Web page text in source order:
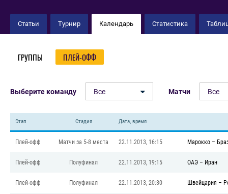
Статьи Турнир Календарь Статистика
ГРУППЫ ПЛЕЙ-ОФФ
Выберите команду Все Матчи Все
Этап Стадия Дата, время
Плей-офф Матчи за 5-8 места 22.11.2013, 16:15 Марокко –
Плей-офф Полуфинал 22.11.2013, 19:15 ОАЭ – Иран
Плей-офф Полуфинал 22.11.2013, 20:30 Швейцария –